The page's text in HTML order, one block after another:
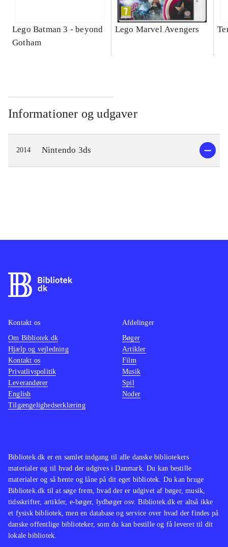
Lego Batman 3 - beyond
Gotham
Lego Marvel Avengers
Informationer og udgaver
2014 Nintendo 3ds
Bibliotek.dk er en samlet indgang til alle danske bibliotekers
materialer og til hvad der udgives i Danmark. Du kan bestille
materialer og så hente og låne på dit eget bibliotek. Du kan bruge
Bibliotek.dk til at søge frem, hvad der er udgivet af bøger, musik,
tidsskrifter, artikler, e-bøger, lydbøger osv. Bibliotek.dk er altså ikke
et fysisk bibliotek, men en database og service over hvad der findes på
danske offentlige biblioteker, som du kan bestille og få leveret til dit
lokale bibliotek.
Kontakt os
Om Bibliotek.dk
Hjælp og vejledning
Kontakt os
Privatlivspolitik
Leverandører
English
Tilgængelighedserklæring
Afdelinger
Bøger
Artikler
Film
Musik
Spil
Noder